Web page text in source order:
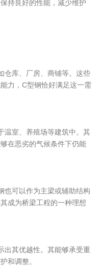
持良好的性能，减少维护
仓库、厂房、商铺等。这些
力，C型钢恰好满足这一需
温室、养殖场等建筑中。其
在恶劣的气候条件下仍能
也可以作为主梁或辅助结构
成为桥梁工程的一种理想
出其优越性。其能够承受重
和调整。